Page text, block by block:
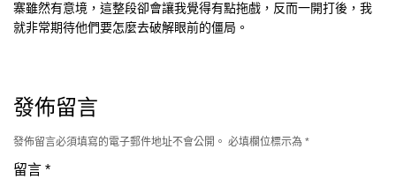
寨雖然有意境，這整段卻會讓我覺得有點拖戲，反而一開打後，我
就非常期待他們要怎麼去破解眼前的僵局。
發佈留言
發佈留言必須填寫的電子郵件地址不會公開。 必填欄位標示為 *
留言 *